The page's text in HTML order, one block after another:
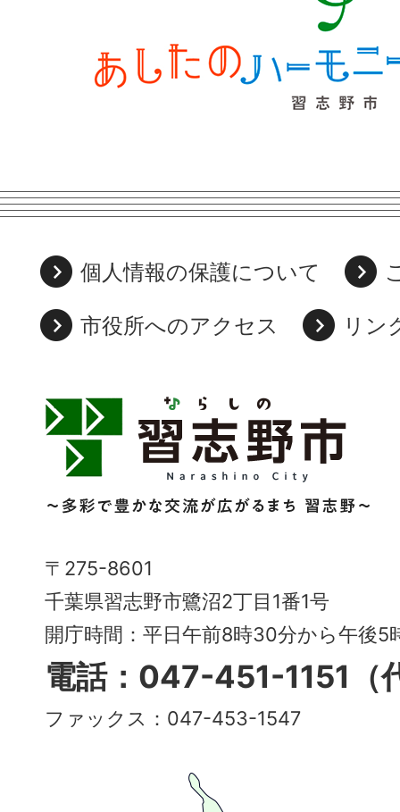
個人情報の保護について
市役所へのアクセス
リン
習
志
野
市
Narashino
City
～
多
彩
で
〒275-8601
千葉県習志野市鷺沼2丁目1番1号
開庁時間：平日午前8時30分から午後5
電話：047-451-1151（
ファックス：047-453-1547